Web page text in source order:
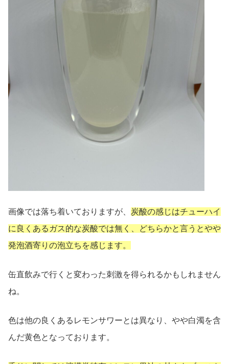
画像では落ち着いておりますが、 炭酸の感じはチューハイ
に良くあるガス的な炭酸では無く、どちらかと言うとやや
発泡酒寄りの泡立ちを感じます。
缶直飲みで行くと変わった刺激を得られるかもしれません
ね。
色は他の良くあるレモンサワーとは異なり、やや白濁を含
んだ黄色となっております。